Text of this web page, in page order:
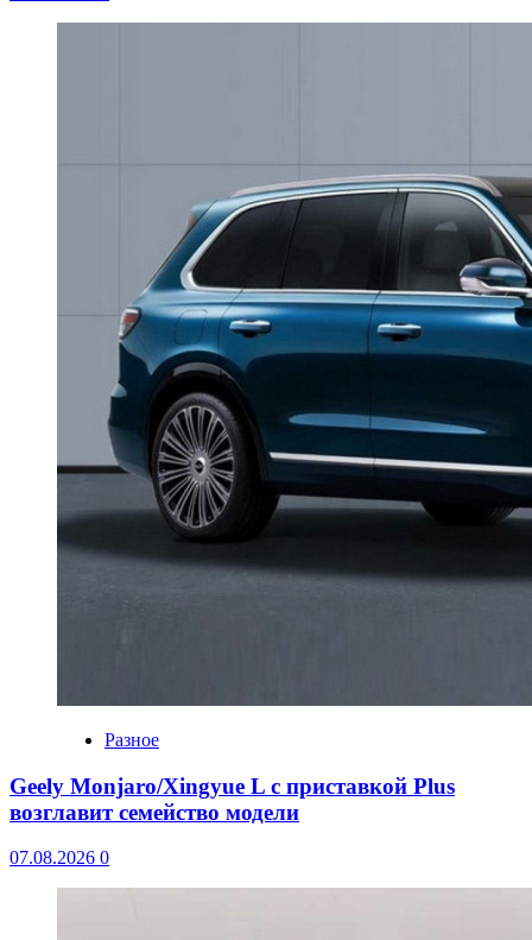
Разное
Geely Monjaro/Xingyue L с приставкой Plus
возглавит семейство модели
07.08.2026 0